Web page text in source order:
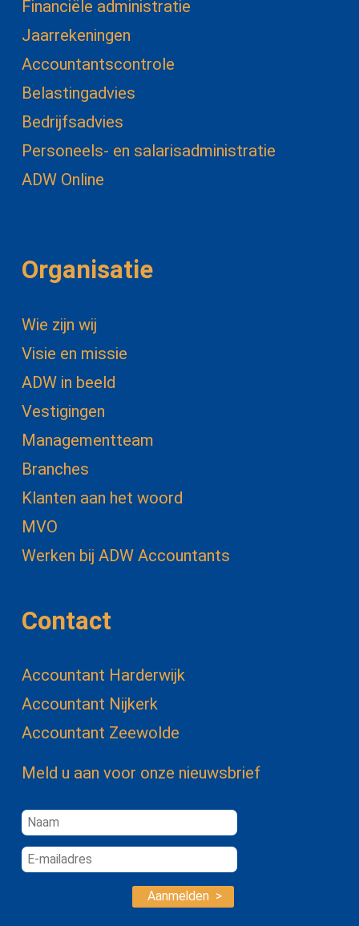
Financiële administratie
Jaarrekeningen
Accountantscontrole
Belastingadvies
Bedrijfsadvies
Personeels- en salarisadministratie
ADW Online
Organisatie
Wie zijn wij
Visie en missie
ADW in beeld
Vestigingen
Managementteam
Branches
Klanten aan het woord
MVO
Werken bij ADW Accountants
Contact
Accountant Harderwijk
Accountant Nijkerk
Accountant Zeewolde
Meld u aan voor onze nieuwsbrief
Aanmelden >